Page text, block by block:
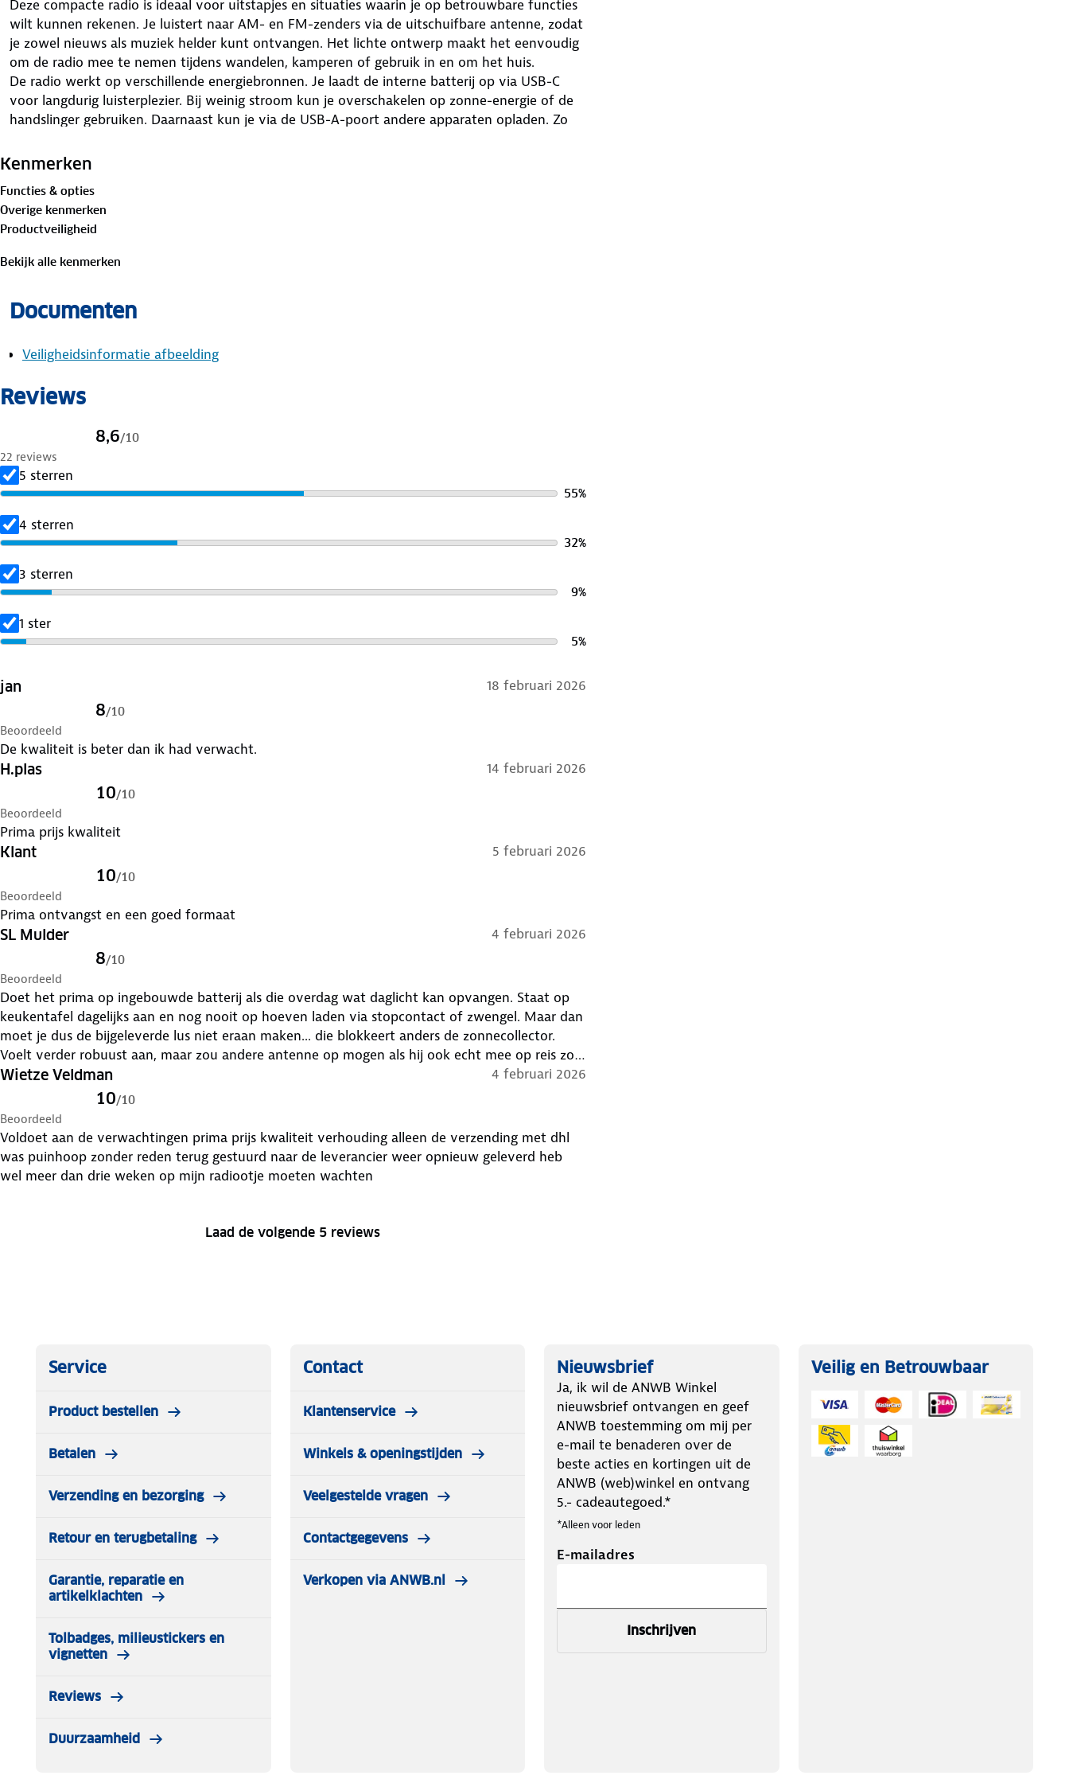
Deze compacte radio is ideaal voor uitstapjes en situaties waarin je op betrouwbare functies
wilt kunnen rekenen. Je luistert naar AM- en FM-zenders via de uitschuifbare antenne, zodat
je zowel nieuws als muziek helder kunt ontvangen. Het lichte ontwerp maakt het eenvoudig
om de radio mee te nemen tijdens wandelen, kamperen of gebruik in en om het huis.
De radio werkt op verschillende energiebronnen. Je laadt de interne batterij op via USB-C
voor langdurig luisterplezier. Bij weinig stroom kun je overschakelen op zonne-energie of de
handslinger gebruiken. Daarnaast kun je via de USB-A-poort andere apparaten opladen. Zo
hebt.
in donkere situaties. Ook heeft het toestel een SOS-alarm met een duidelijk signaal en
flitslicht. Dit maakt de radio geschikt voor outdoorgebruik en situaties waarin je snel
zichtbaar en hoorbaar wilt zijn.
Specificaties:
Type: draagbare radio
Oplaadopties: USB-C, zonne-energie en handslinger
SOS-alarm: geluid en flitslicht
Batterij: Li-ion, oplaadbaar
Luistertijd: tot ca. 32 uur
Extra USB-A-poort voor opladen apparaten
Kenmerken
Functies & opties
Overige kenmerken
Productveiligheid
Bekijk alle kenmerken
Documenten
Veiligheidsinformatie afbeelding
Reviews
8,6/10
22 reviews
5 sterren
55%
4 sterren
32%
3 sterren
9%
1 ster
5%
jan 18 februari 2026
8/10
Beoordeeld
De kwaliteit is beter dan ik had verwacht.
H.plas 14 februari 2026
10/10
Beoordeeld
Prima prijs kwaliteit
Klant 5 februari 2026
10/10
Beoordeeld
Prima ontvangst en een goed formaat
SL Mulder 4 februari 2026
8/10
Beoordeeld
Doet het prima op ingebouwde batterij als die overdag wat daglicht kan opvangen. Staat op
keukentafel dagelijks aan en nog nooit op hoeven laden via stopcontact of zwengel. Maar dan
moet je dus de bijgeleverde lus niet eraan maken... die blokkeert anders de zonnecollector.
Voelt verder robuust aan, maar zou andere antenne op mogen als hij ook echt mee op reis zou
moeten. Want dan is zo'n uitschuifbaar sprietje wat kwetsbaar verwacht ik. Maar goed, naar
mijn mening is het apparaatje z'n geld waard en een betere keuze dan de merkloze
alternatieven die ik overal zie.
Wietze Veldman 4 februari 2026
10/10
Beoordeeld
Voldoet aan de verwachtingen prima prijs kwaliteit verhouding alleen de verzending met dhl
was puinhoop zonder reden terug gestuurd naar de leverancier weer opnieuw geleverd heb
wel meer dan drie weken op mijn radiootje moeten wachten
Laad de volgende 5 reviews
Service
Product bestellen
Betalen
Verzending en bezorging
Retour en terugbetaling
Garantie, reparatie en
artikelklachten
Tolbadges, milieustickers en
vignetten
Reviews
Duurzaamheid
Contact
Klantenservice
Winkels & openingstijden
Veelgestelde vragen
Contactgegevens
Verkopen via ANWB.nl
Nieuwsbrief
Ja, ik wil de ANWB Winkel
nieuwsbrief ontvangen en geef
ANWB toestemming om mij per
e-mail te benaderen over de
beste acties en kortingen uit de
ANWB (web)winkel en ontvang
5.- cadeautegoed.*
*Alleen voor leden
E-mailadres
Inschrijven
Veilig en Betrouwbaar